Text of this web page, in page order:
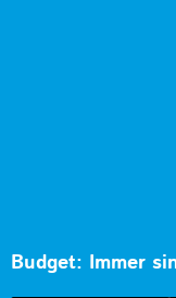
Budget: Immer